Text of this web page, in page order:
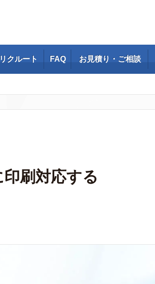
リクルート FAQ お見積り・ご相談
刷対応する